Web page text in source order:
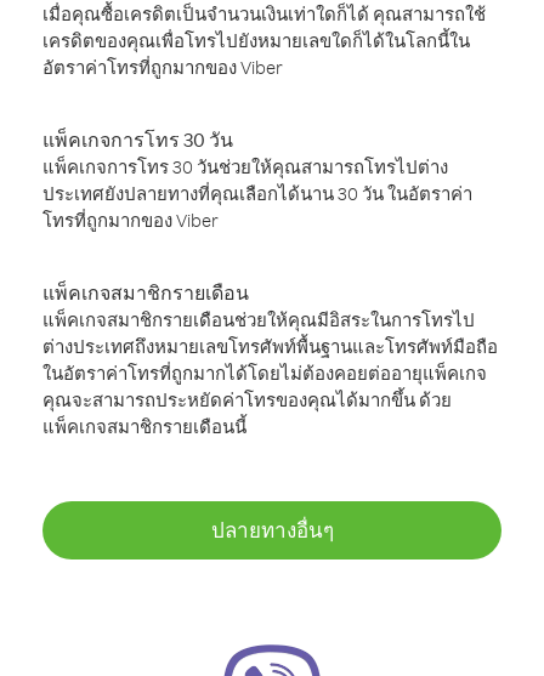
เมื่อคุณซื้อเครดิตเป็นจำนวนเงินเท่าใดก็ได้ คุณสามารถใช้
เครดิตของคุณเพื่อโทรไปยังหมายเลขใดก็ได้ในโลกนี้ใน
อัตราค่าโทรที่ถูกมากของ Viber
แพ็คเกจการโทร 30 วัน
แพ็คเกจการโทร 30 วันช่วยให้คุณสามารถโทรไปต่าง
ประเทศยังปลายทางที่คุณเลือกได้นาน 30 วัน ในอัตราค่า
โทรที่ถูกมากของ Viber
แพ็คเกจสมาชิกรายเดือน
แพ็คเกจสมาชิกรายเดือนช่วยให้คุณมีอิสระในการโทรไป
ต่างประเทศถึงหมายเลขโทรศัพท์พื้นฐานและโทรศัพท์มือถือ
ในอัตราค่าโทรที่ถูกมากได้โดยไม่ต้องคอยต่ออายุแพ็คเกจ
คุณจะสามารถประหยัดค่าโทรของคุณได้มากขึ้น ด้วย
แพ็คเกจสมาชิกรายเดือนนี้
ปลายทางอื่นๆ